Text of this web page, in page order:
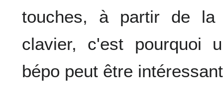
touches, à partir de
clavier, c'est pourquoi
bépo peut être